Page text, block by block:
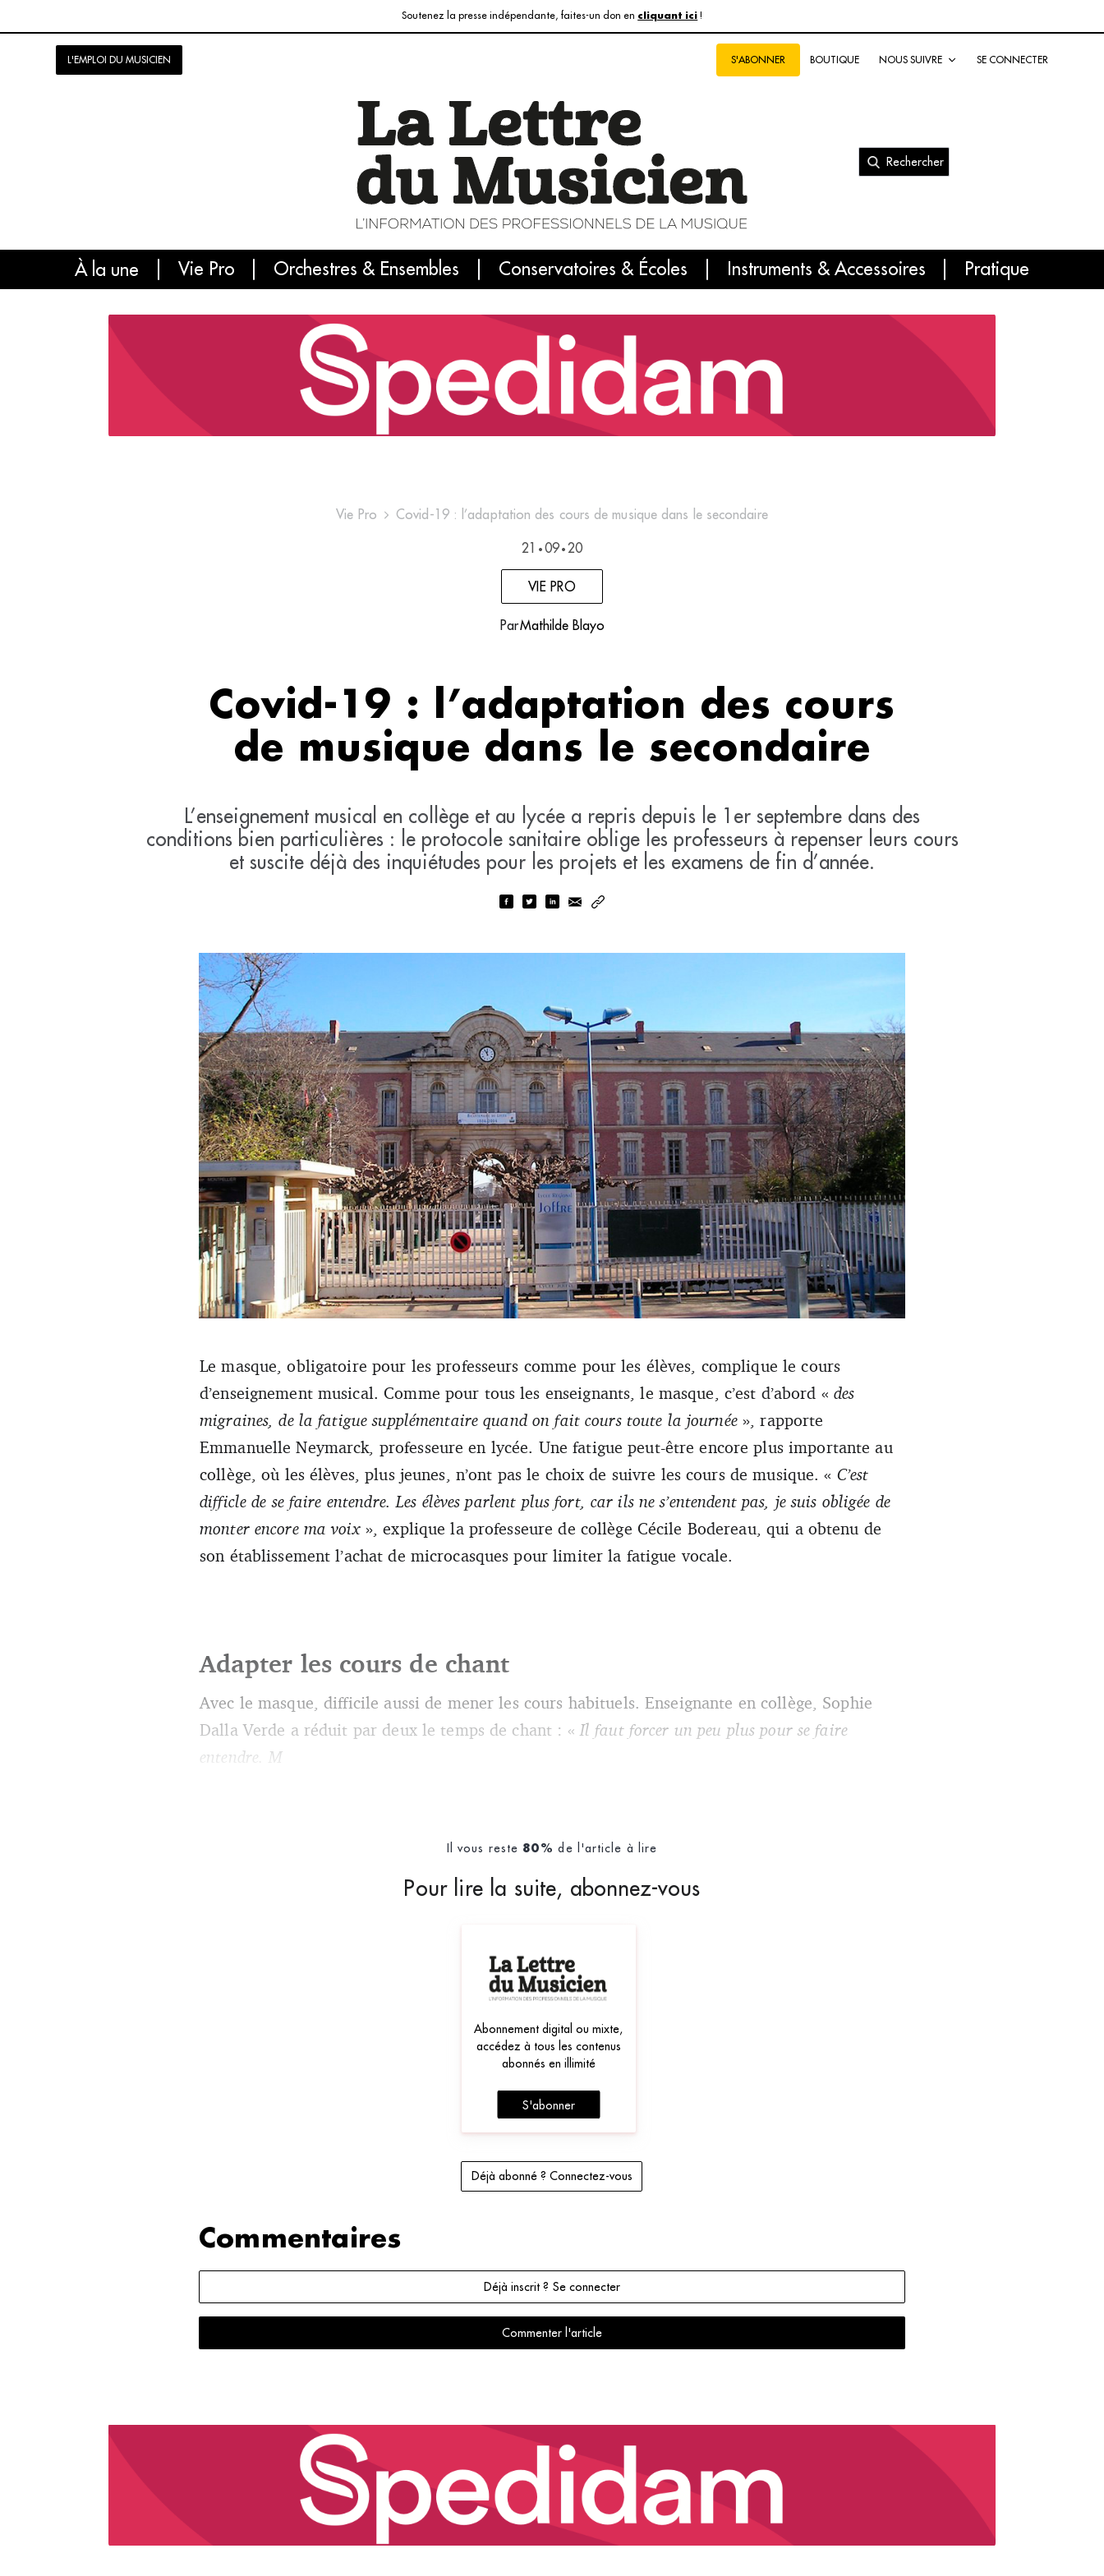
Soutenez la presse indépendante, faites-un don en cliquant ici !
L'EMPLOI DU MUSICIEN S'ABONNER BOUTIQUE NOUS SUIVRE SE CONNECTER
Rechercher
À la une Vie Pro Orchestres & Ensembles Conservatoires & Écoles Instruments & Accessoires Pratique
L'info du jour Le numéro du mois International
Vie Pro Covid-19 : l’adaptation des cours de musique dans le secondaire
21 • 09 • 20
VIE PRO
ParMathilde Blayo
Covid-19 : l’adaptation des cours
de musique dans le secondaire
L’enseignement musical en collège et au lycée a repris depuis le 1er septembre dans des
conditions bien particulières : le protocole sanitaire oblige les professeurs à repenser leurs cours
et suscite déjà des inquiétudes pour les projets et les examens de fin d’année.
Les instruments à vent sont interdits au lycée. (DR)
Le masque, obligatoire pour les professeurs comme pour les élèves, complique le cours
d’enseignement musical. Comme pour tous les enseignants, le masque, c’est d’abord « des
migraines, de la fatigue supplémentaire quand on fait cours toute la journée », rapporte
Emmanuelle Neymarck, professeure en lycée. Une fatigue peut-être encore plus importante au
collège, où les élèves, plus jeunes, n’ont pas le choix de suivre les cours de musique. « C’est
difficle de se faire entendre. Les élèves parlent plus fort, car ils ne s’entendent pas, je suis obligée de
monter encore ma voix», explique la professeure de collège Cécile Bodereau, qui a obtenu de
son établissement l’achat de microcasques pour limiter la fatigue vocale.
Adapter les cours de chant
Avec le masque, difficile aussi de mener les cours habituels. Enseignante en collège, Sophie
Dalla Verde a réduit par deux le temps de chant : «Il faut forcer un peu plus pour se faire
entendre. M
Il vous reste 80% de l'article à lire
Pour lire la suite, abonnez-vous
Abonnement digital ou mixte,
accédez à tous les contenus
abonnés en illimité
S'abonner
Déjà abonné ? Connectez-vous
Commentaires
Déjà inscrit ? Se connecter
Commenter l'article